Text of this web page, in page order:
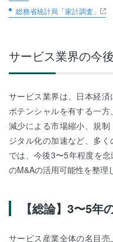
総務省統計局「家計調査」
サービス業界の今
サービス業界は、日本経
ポテンシャルを有する一
減少による市場縮小、規
ジタル化の加速など、多
では、今後3〜5年程度を
のM&Aの活用可能性を整理
【総論】3〜5年
サービス産業全体の名目